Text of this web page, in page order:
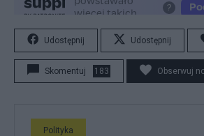
Udostępnij Udostępnij
Skomentuj 183 Obserwuj
Polityka